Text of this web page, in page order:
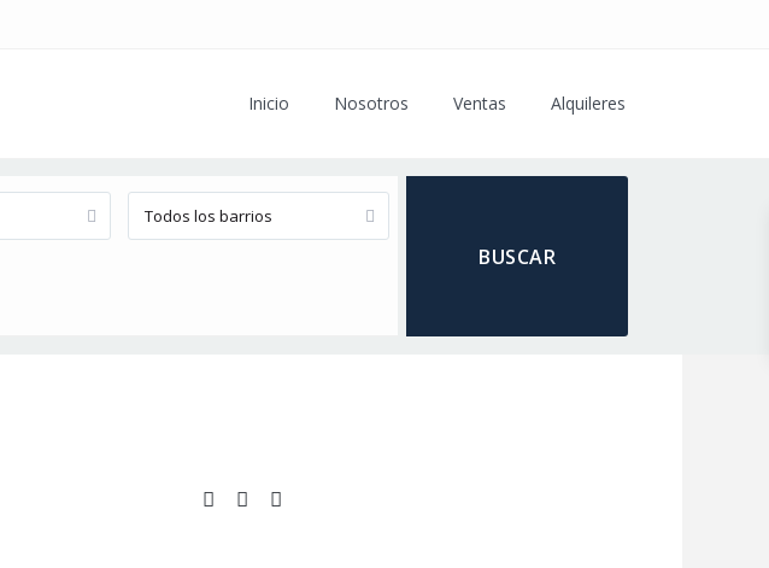
Inicio Nosotros Ventas Alquileres
Todos los barrios